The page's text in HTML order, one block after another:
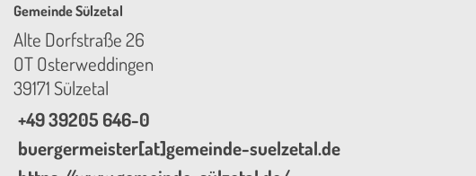
Gemeinde Sülzetal
Alte Dorfstraße 26
OT Osterweddingen
39171 Sülzetal
+49 39205 646-0
buergermeister[at]gemeinde-suelzetal.de